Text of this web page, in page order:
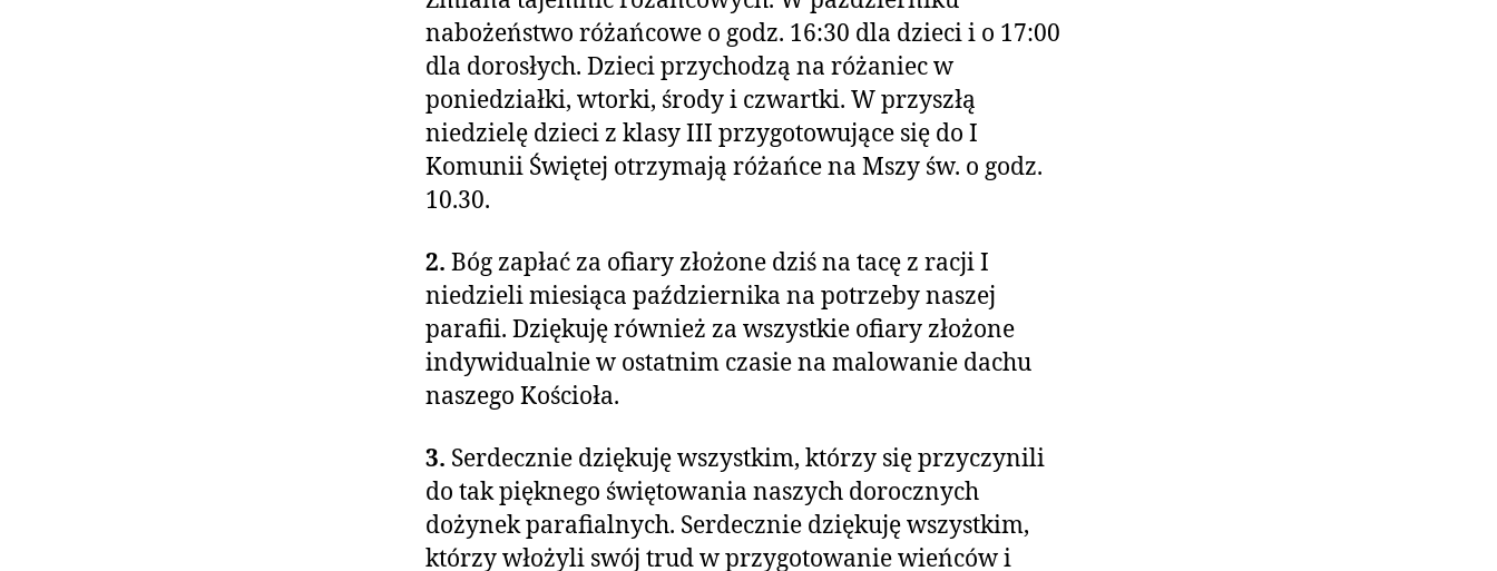
nabożeństwo różańcowe o godz. 16:30 dla dzieci i o 17:00
dla dorosłych. Dzieci przychodzą na różaniec w
poniedziałki, wtorki, środy i czwartki. W przyszłą
niedzielę dzieci z klasy III przygotowujące się do I
Komunii Świętej otrzymają różańce na Mszy św. o godz.
10.30.
2. Bóg zapłać za ofiary złożone dziś na tacę z racji I
niedzieli miesiąca października na potrzeby naszej
parafii. Dziękuję również za wszystkie ofiary złożone
indywidualnie w ostatnim czasie na malowanie dachu
naszego Kościoła.
3. Serdecznie dziękuję wszystkim, którzy się przyczynili
do tak pięknego świętowania naszych dorocznych
dożynek parafialnych. Serdecznie dziękuję wszystkim,
którzy włożyli swój trud w przygotowanie wieńców i